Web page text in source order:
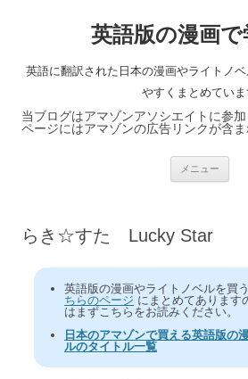
英語版の漫画で
英語に翻訳された日本の漫画やライトノ
やすくまとめていま
当ブログはアマゾンアソシエイトに参
ページにはアマゾンの広告リンクが含
メニュー
らき☆すた Lucky Star
英語版の漫画やライトノベルを買
ちらのページ にまとめてあります
はまずこちらをお読みください。
日本のアマゾンで買える英語版の
ルのタイトル一覧